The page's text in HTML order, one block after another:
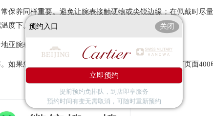
养同样重要。避免让腕表接触硬物或尖锐边缘；在佩戴时尽
度下。
腕表上的划痕问题，保持其外观的新鲜感和吸引力。
如果您还有其他关于手表维护和保养的问题，可以拨打页面400
预约入口 关闭
立即预约
提前预约免排队，到店即享服务
预约时间有变无需取消，可随时重新预约